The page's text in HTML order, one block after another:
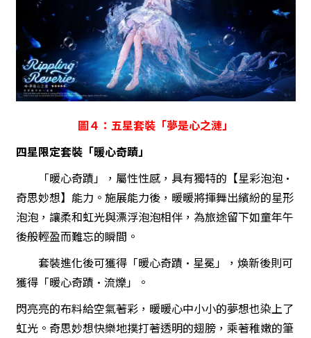
圖４：五星套裝「夢是心之漣」
四星限定套裝「暖心奇蹟」
「暖心奇蹟」，屬性性感，具有獨特的【星彩泡泡·
奇思妙想】能力。施展能力後，暖暖將揮舞出繽紛的星形
泡泡，讓柔和虹光與漂浮泡泡相伴，為旅途留下如童年午
後般輕盈而難忘的瞬間。
套裝進化後可獲得「暖心奇蹟·星冕」，煥新後則可
獲得「暖心奇蹟·流爍」。
閃亮亮的布料給空氣著彩，暖暖心中小小的夢想也染上了
虹光。奇思妙想快樂地撲打著透明的翅膀，乘著稚嫩的筆